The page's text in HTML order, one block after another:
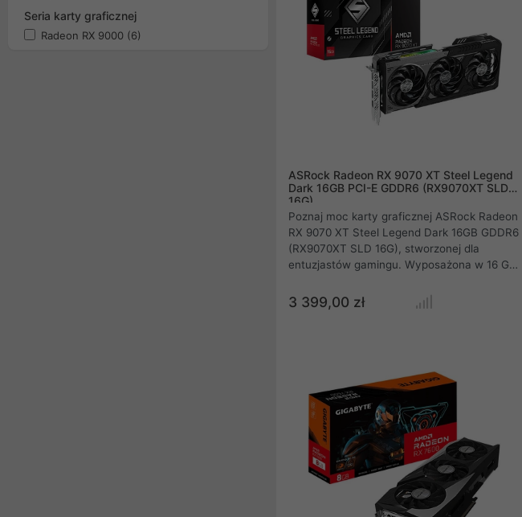
Seria karty graficznej
Radeon RX 9000 (6)
ASRock Radeon RX 9070 XT Steel Legend
Dark 16GB PCI-E GDDR6 (RX9070XT SLD
16G)
Poznaj moc karty graficznej ASRock Radeon
RX 9070 XT Steel Legend Dark 16GB GDDR6
(RX9070XT SLD 16G), stworzonej dla
entuzjastów gamingu. Wyposażona w 16 GB
chłodzenie Steel Legend, zapewnia
absolutną płynność w rozdzielczościach 4K i
3 399,00 zł